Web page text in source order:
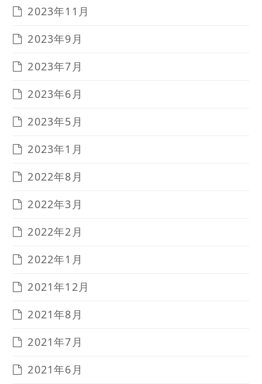
2023年11月
2023年9月
2023年7月
2023年6月
2023年5月
2023年1月
2022年8月
2022年3月
2022年2月
2022年1月
2021年12月
2021年8月
2021年7月
2021年6月